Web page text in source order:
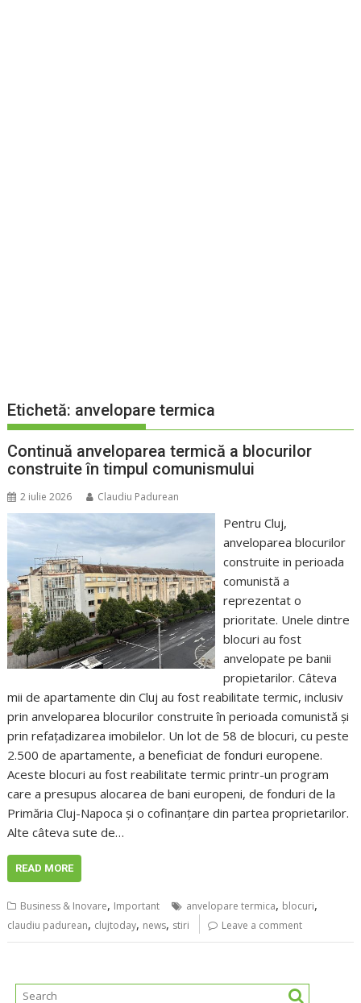
Etichetă: anvelopare termica
Continuă anveloparea termică a blocurilor
construite în timpul comunismului
2 iulie 2026 Claudiu Padurean
Pentru Cluj,
anveloparea blocurilor
construite in perioada
comunistă a
reprezentat o
prioritate. Unele dintre
blocuri au fost
anvelopate pe banii
propietarilor. Câteva
mii de apartamente din Cluj au fost reabilitate termic, inclusiv
prin anveloparea blocurilor construite în perioada comunistă și
prin refațadizarea imobilelor. Un lot de 58 de blocuri, cu peste
2.500 de apartamente, a beneficiat de fonduri europene.
Aceste blocuri au fost reabilitate termic printr-un program
care a presupus alocarea de bani europeni, de fonduri de la
Primăria Cluj-Napoca și o cofinanțare din partea proprietarilor.
Alte câteva sute de…
READ MORE
Business & Inovare, Important anvelopare termica, blocuri,
claudiu padurean, clujtoday, news, stiri Leave a comment